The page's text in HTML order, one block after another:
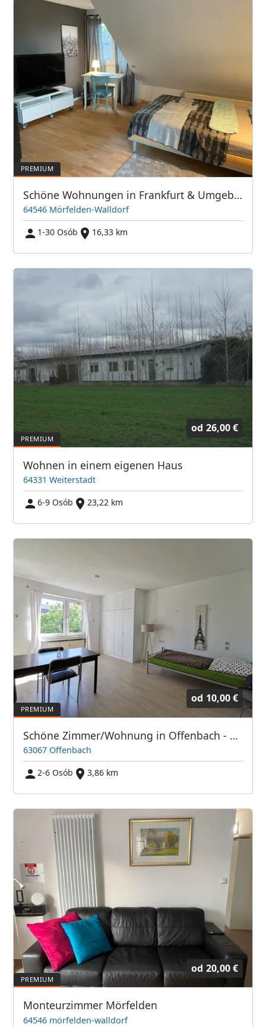
Schöne Wohnungen in Frankfurt & Umgebung - PIM APARTMENTS
64546 Mörfelden-Walldorf
1-30 Osób
16,33 km
od 26,00 €
Wohnen in einem eigenen Haus
64331 Weiterstadt
6-9 Osób
23,22 km
od 10,00 €
Schöne Zimmer/Wohnung in Offenbach - Direkt bei Frankfurt/Main
63067 Offenbach
2-6 Osób
3,86 km
od 20,00 €
Monteurzimmer Mörfelden
64546 mörfelden-walldorf